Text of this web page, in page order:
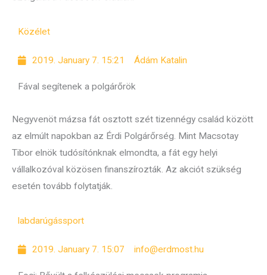
Közélet
2019. January 7. 15:21 Ádám Katalin
Fával segítenek a polgárőrök
Negyvenöt mázsa fát osztott szét tizennégy család között
az elmúlt napokban az Érdi Polgárőrség. Mint Macsotay
Tibor elnök tudósítónknak elmondta, a fát egy helyi
vállalkozóval közösen finanszírozták. Az akciót szükség
esetén tovább folytatják.
labdarúgássport
2019. January 7. 15:07 info@erdmost.hu